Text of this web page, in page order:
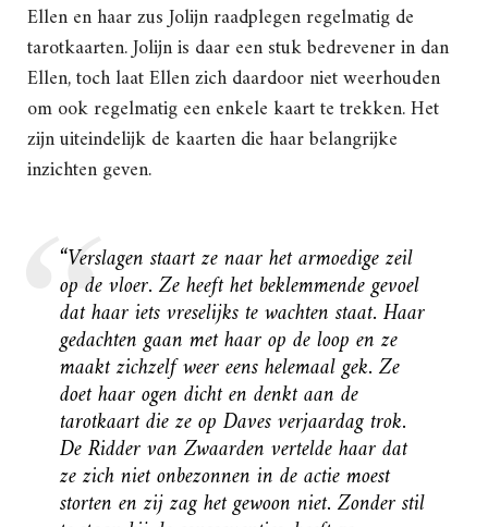
Ellen en haar zus Jolijn raadplegen regelmatig de
tarotkaarten. Jolijn is daar een stuk bedrevener in dan
Ellen, toch laat Ellen zich daardoor niet weerhouden
om ook regelmatig een enkele kaart te trekken. Het
zijn uiteindelijk de kaarten die haar belangrijke
inzichten geven.
“Verslagen staart ze naar het armoedige zeil
op de vloer. Ze heeft het beklemmende gevoel
dat haar iets vreselijks te wachten staat. Haar
gedachten gaan met haar op de loop en ze
maakt zichzelf weer eens helemaal gek. Ze
doet haar ogen dicht en denkt aan de
tarotkaart die ze op Daves verjaardag trok.
De Ridder van Zwaarden vertelde haar dat
ze zich niet onbezonnen in de actie moest
storten en zij zag het gewoon niet. Zonder stil